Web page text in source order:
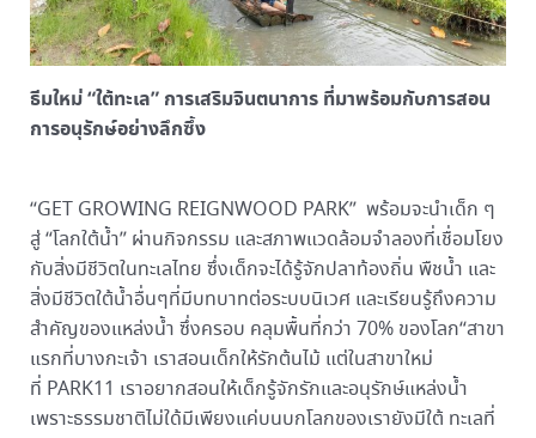
ธีมใหม่ “ใต้ทะเล” การเสริมจินตนาการ ที่มาพร้อมกับการสอน
การอนุรักษ์อย่างลึกซึ้ง
“GET GROWING REIGNWOOD PARK” พร้อมจะนำเด็ก ๆ
สู่ “โลกใต้น้ำ” ผ่านกิจกรรม และสภาพแวดล้อมจำลองที่เชื่อมโยง
กับสิ่งมีชีวิตในทะเลไทย ซึ่งเด็กจะได้รู้จักปลาท้องถิ่น พืชน้ำ และ
สิ่งมีชีวิตใต้น้ำอื่นๆที่มีบทบาทต่อระบบนิเวศ และเรียนรู้ถึงความ
สำคัญของแหล่งน้ำ ซึ่งครอบ คลุมพื้นที่กว่า 70% ของโลก“สาขา
แรกที่บางกะเจ้า เราสอนเด็กให้รักต้นไม้ แต่ในสาขาใหม่
ที่ PARK11 เราอยากสอนให้เด็กรู้จักรักและอนุรักษ์แหล่งน้ำ
เพราะธรรมชาติไม่ใด้มีเพียงแค่บนบกโลกของเรายังมีใต้ ทะเลที่